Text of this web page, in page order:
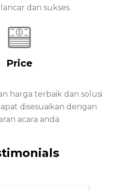
dan sukses.
Price
harga terbaik dan solusi
disesuaikan dengan
acara anda.